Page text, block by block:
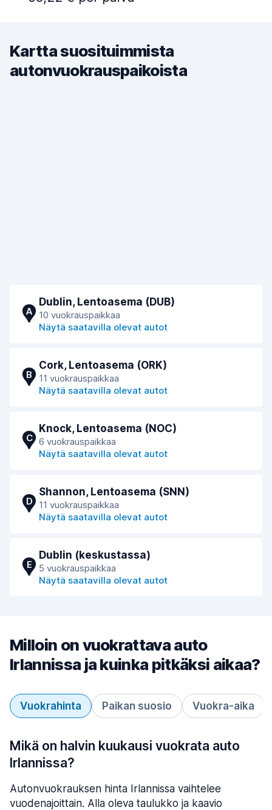
Kartta suosituimmista
autonvuokrauspaikoista
A
Dublin, Lentoasema (DUB)
10 vuokrauspaikkaa
Näytä saatavilla olevat autot
B
Cork, Lentoasema (ORK)
11 vuokrauspaikkaa
Näytä saatavilla olevat autot
C
Knock, Lentoasema (NOC)
6 vuokrauspaikkaa
Näytä saatavilla olevat autot
D
Shannon, Lentoasema (SNN)
11 vuokrauspaikkaa
Näytä saatavilla olevat autot
E
Dublin (keskustassa)
5 vuokrauspaikkaa
Näytä saatavilla olevat autot
Milloin on vuokrattava auto
Irlannissa ja kuinka pitkäksi aikaa?
Vuokrahinta Paikan suosio Vuokra-aika
Mikä on halvin kuukausi vuokrata auto
Irlannissa?
Autonvuokrauksen hinta Irlannissa vaihtelee
vuodenajoittain. Alla oleva taulukko ja kaavio